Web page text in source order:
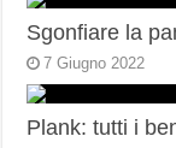
Sgonfiare la
7 Giugno 2022
Plank: tutti i